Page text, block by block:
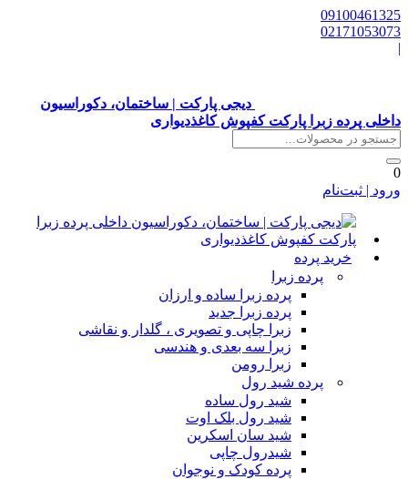
دیجی پارکت | ساختمان، دکوراسیون
پرده زبرا پارکت کفپوش کاغذدیواری
| ثبت‌نام
خرید پرده
پرده زبرا
پرده زبرا ساده و ارزان
پرده زبرا جدید
زبرا چاپی و تصویری ، گلدار و نقاشی
زبرا سه بعدی و هندسی
زبرا رومن
پرده شید رول
شید رول ساده
شید رول بلک اوت
شید سان اسکرین
شیدرول چاپی
پرده کودک و نوجوان